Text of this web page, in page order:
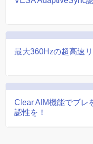
最大360Hzの超高速
Clear AIM機能でブレ
認性を！